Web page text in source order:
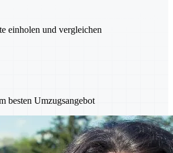
einholen und vergleichen
besten Umzugsangebot